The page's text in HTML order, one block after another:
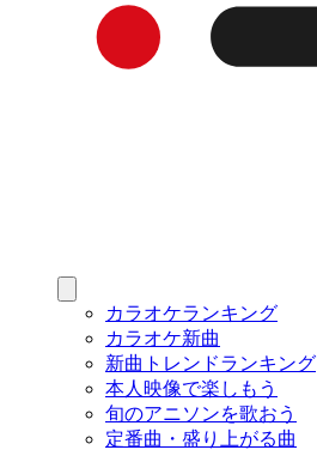
カラオケランキング
カラオケ新曲
新曲トレンドランキング
本人映像で楽しもう
旬のアニソンを歌おう
定番曲・盛り上がる曲